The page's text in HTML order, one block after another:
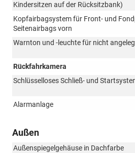
Kindersitzen auf der Rücksitzbank)
Kopfairbagsystem für Front- und
Seitenairbags vorn
Warnton und -leuchte für nicht
Rückfahrkamera
Schlüsselloses Schließ- und
Alarmanlage
Außen
Außenspiegelgehäuse in Dachfarbe